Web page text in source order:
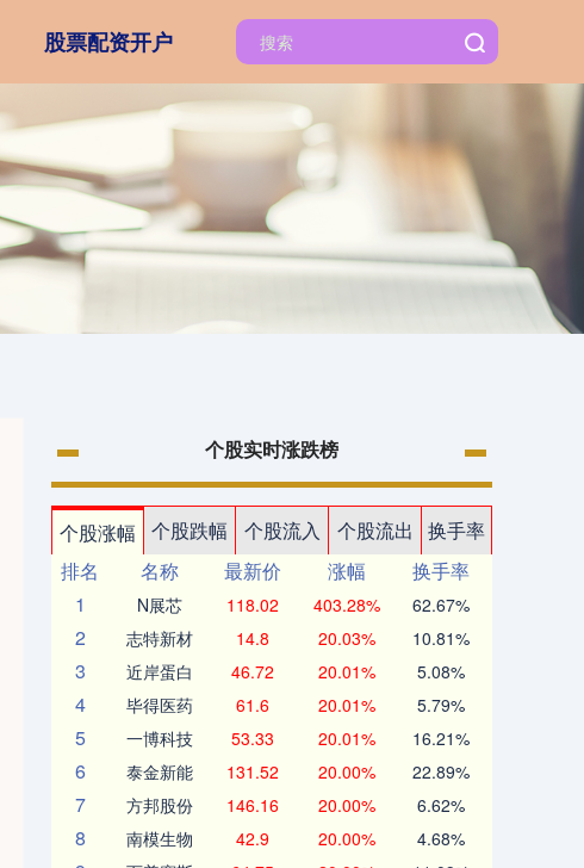
股票配资开户
个股实时涨跌榜
个股涨幅 个股跌幅 个股流入 个股流出
换手率
排名
名称 最新价 涨幅
换手率
1
N展芯 118.02 403.28% 62.67%
2 志特新材 14.8 20.03% 10.81%
3 近岸蛋白 46.72 20.01% 5.08%
4 毕得医药 61.6 20.01% 5.79%
5 一博科技 53.33 20.01% 16.21%
6 泰金新能 131.52 20.00% 22.89%
7 方邦股份 146.16 20.00% 6.62%
8 南模生物 42.9 20.00% 4.68%